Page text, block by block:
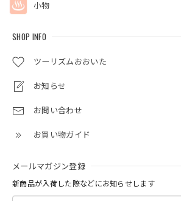
小物
SHOP INFO
ツーリズムおおいた
お知らせ
お問い合わせ
お買い物ガイド
メールマガジン登録
新商品が入荷した際などにお知らせします